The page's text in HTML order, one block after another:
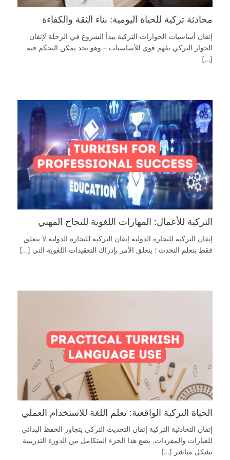
محادثة تركية للحياة اليومية: بناء الثقة والكفاءة
إتقان أساسيات الحوارات التركية يبدأ الشروع في الرحلة لإتقان
الحوار التركي بفهم قوي للأساسيات – وهو تحد يمكن التحكم فيه
[…]
التركية للأعمال: المهارات اللغوية للنجاح المهني
إتقان التركية للتجارة الدولية إتقان التركية للتجارة الدولية لا يتعلق
فقط بتعلم التحدث ؛ يتعلق الأمر بإدراك التعقيدات اللغوية التي […]
الحياة التركية الواقعية: تعلم اللغة للاستخدام العملي
إتقان التحادثية التركية إتقان التحديث التركي يتجاوز الحفظ البدائي
للعبارات والمفردات. يضع هذا الجزء المتكامل من الدورة التدريبية
بشكل مباشر […]